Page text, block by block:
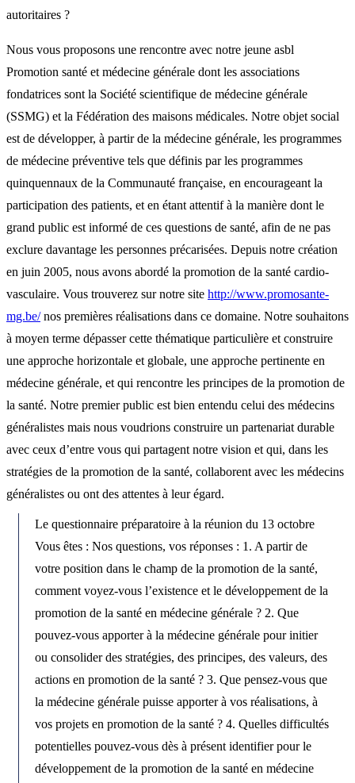
autoritaires ?
Nous vous proposons une rencontre avec notre jeune asbl
Promotion santé et médecine générale dont les associations
fondatrices sont la Société scientifique de médecine générale
(SSMG) et la Fédération des maisons médicales. Notre objet social
est de développer, à partir de la médecine générale, les programmes
de médecine préventive tels que définis par les programmes
quinquennaux de la Communauté française, en encourageant la
participation des patients, et en étant attentif à la manière dont le
grand public est informé de ces questions de santé, afin de ne pas
exclure davantage les personnes précarisées. Depuis notre création
en juin 2005, nous avons abordé la promotion de la santé cardio-
vasculaire. Vous trouverez sur notre site http://www.promosante-
mg.be/nos premières réalisations dans ce domaine. Notre souhaitons
à moyen terme dépasser cette thématique particulière et construire
une approche horizontale et globale, une approche pertinente en
médecine générale, et qui rencontre les principes de la promotion de
la santé. Notre premier public est bien entendu celui des médecins
généralistes mais nous voudrions construire un partenariat durable
avec ceux d’entre vous qui partagent notre vision et qui, dans les
stratégies de la promotion de la santé, collaborent avec les médecins
généralistes ou ont des attentes à leur égard.
Le questionnaire préparatoire à la réunion du 13 octobre
Vous êtes : Nos questions, vos réponses : 1. A partir de
votre position dans le champ de la promotion de la santé,
comment voyez-vous l’existence et le développement de la
promotion de la santé en médecine générale ? 2. Que
pouvez-vous apporter à la médecine générale pour initier
ou consolider des stratégies, des principes, des valeurs, des
actions en promotion de la santé ? 3. Que pensez-vous que
la médecine générale puisse apporter à vos réalisations, à
vos projets en promotion de la santé ? 4. Quelles difficultés
potentielles pouvez-vous dès à présent identifier pour le
développement de la promotion de la santé en médecine